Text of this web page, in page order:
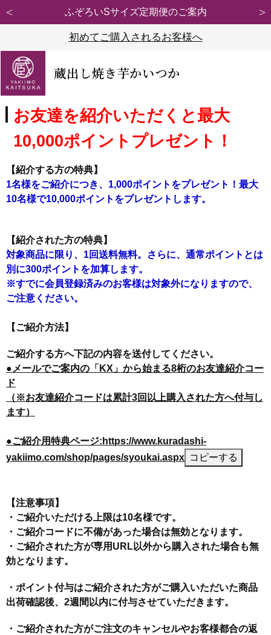
のご案内 【重要】弊社ブランド「紅天使※
初めてご購入されるお客様へ
蔵出し焼き芋かいつか
お友達を紹介いただくと最大
10,000ポイントプレゼント！
【紹介する方の特典】
1名様をご紹介につき、1,000ポイントをプレゼント！最大
10名様で10,000ポイントをプレゼントします。
【紹介された方の特典】
対象商品に限り、1回送料無料。さらに、通常ポイントとは
別に300ポイントを加算します。
※すでに会員登録済みのお客様は対象外になりますので、
ご注意ください。
【ご紹介方法】
ご紹介する方へ下記の内容を送付してください。
●メールでご案内の「KX」から始まる8桁のお友達紹介コー
ド
（※お友達紹介コードは累計3回以上購入された方へ付与し
ます）
●ご紹介用特典ページ:https://www.kuradashi-
yakiimo.com/shop/pages/syoukai.aspx コピーする
【注意事項】
・ご紹介いただける上限は10名様です。
・ご紹介コードに不備があった場合は無効となります。
・ご紹介された方が専用URL以外から購入された場合も無
効となります。
・ポイント付与はご紹介された方がご購入いただいた商品
出荷確認後、2週間以内に付与させていただきます。
・ご紹介された方がご注文のキャンセルやお客様都合の返